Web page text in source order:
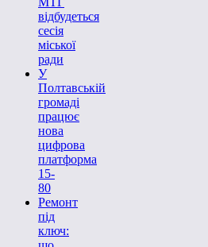
відбудеться
сесія
міської
ради
У
Полтавській
громаді
працює
нова
цифрова
платформа
15-
80
Ремонт
під
ключ: